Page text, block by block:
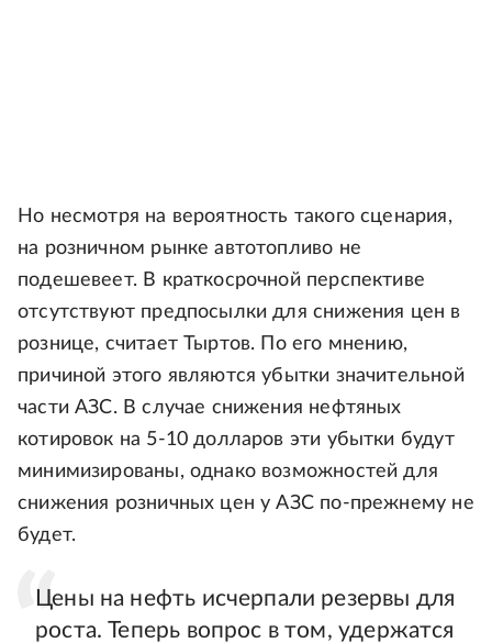
Но несмотря на вероятность такого сценария,
на розничном рынке автотопливо не
подешевеет. В краткосрочной перспективе
отсутствуют предпосылки для снижения цен в
рознице, считает Тыртов. По его мнению,
причиной этого являются убытки значительной
части АЗС. В случае снижения нефтяных
котировок на 5-10 долларов эти убытки будут
минимизированы, однако возможностей для
снижения розничных цен у АЗС по-прежнему не
будет.
Цены на нефть исчерпали резервы для
роста. Теперь вопрос в том, удержатся